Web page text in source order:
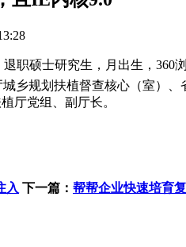
硕士研究生，月出生，360
乡规划扶植督查核心（室）
厅党组、副厅长。
入 下一篇： 帮帮企业快速培育